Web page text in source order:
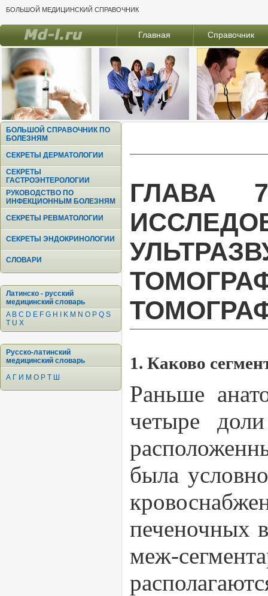
БОЛЬШОЙ МЕДИЦИНСКИЙ СПРАВОЧНИК
Главная Справочник
БОЛЬШОЙ СПРАВОЧНИК ПО
БОЛЕЗНЯМ
СЕКРЕТЫ ДЕРМАТОЛОГИИ
СЕКРЕТЫ
ГАСТРОЭНТЕРОЛОГИИ
РУКОВОДСТВО ПО
ИНФЕКЦИОННЫМ БОЛЕЗНЯМ
СЕКРЕТЫ РЕВМАТОЛОГИИ
СЕКРЕТЫ ЭНДОКРИНОЛОГИИ
СЛОВАРИ
Латинско - русский
медицинский словарь
A B C D E F G H K M N O P Q S
T U X
Русско-латинский
медицинский словарь
А Г И М О Р Т Ш
ГЛАВА
1. Каково
Раньше
четыре
была
печеночных
меж-